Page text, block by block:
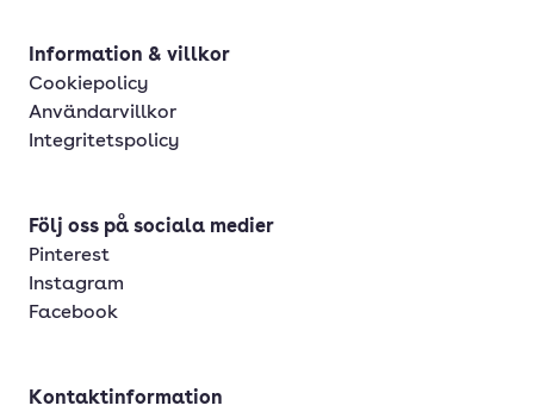
Information & villkor
Cookiepolicy
Användarvillkor
Integritetspolicy
Följ oss på sociala medier
Pinterest
Instagram
Facebook
Kontaktinformation